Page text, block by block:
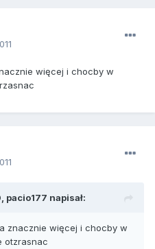
więcej i chocby w
pacio177 napisał:
znacznie więcej i chocby w
otzrasnac